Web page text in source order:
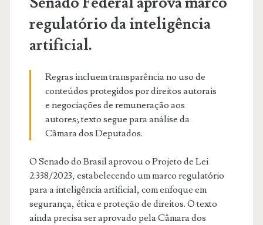
regulatório da inteligência
artificial.
Regras incluem transparência no uso de
conteúdos protegidos por direitos autorais
e negociações de remuneração aos
autores; texto segue para análise da
Câmara dos Deputados.
O Senado do Brasil aprovou o Projeto de Lei
2.338/2023, estabelecendo um marco regulatório
para a inteligência artificial, com enfoque em
segurança, ética e proteção de direitos. O texto
ainda precisa ser aprovado pela Câmara dos